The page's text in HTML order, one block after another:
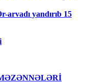
arvadı yandırıb 15
MƏZƏNNƏLƏRİ